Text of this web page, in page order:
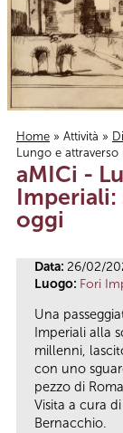
Tu sei qui
Home » Attività »
Lungo e
aMICi -
Imperiali:
oggi
Data: 26/02/
Luogo: Fori
Una
Imperiali alla
millenni,
con uno
pezzo di
Visita a cura